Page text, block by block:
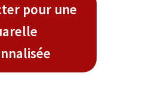
pour une